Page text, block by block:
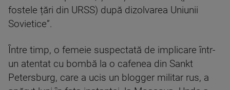
fostele țări din URSS) după dizolvarea Uniunii
Sovietice”.
Între timp, o femeie suspectată de implicare într-
un atentat cu bombă la o cafenea din Sankt
Petersburg, care a ucis un blogger militar rus, a